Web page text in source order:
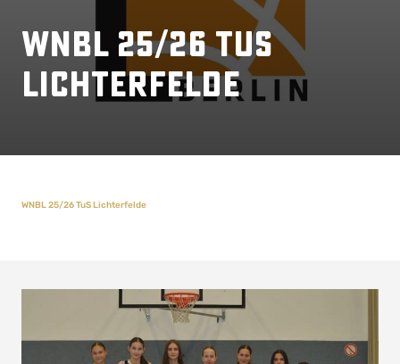
WNBL 25/26 TuS
Lichterfelde
WNBL 25/26 TuS Lichterfelde